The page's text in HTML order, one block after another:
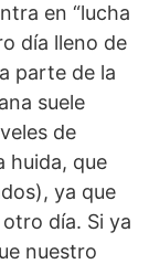
en “lucha
día lleno de
parte de la
suele
de
huida, que
ya que
día. Si ya
nuestro